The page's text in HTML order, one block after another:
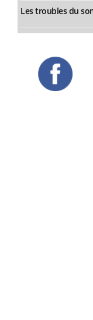
Les troubles du